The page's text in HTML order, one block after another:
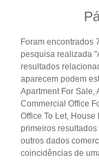
Foram encontrados
pesquisa realizada
resultados
aparecem podem
Apartment For Sale,
Commercial Office
Office To Let,
primeiros
outros dados
coincidências de